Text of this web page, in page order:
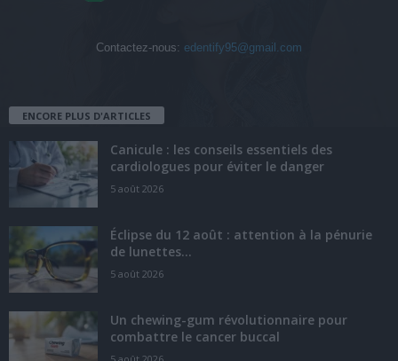
Contactez-nous: edentify95@gmail.com
ENCORE PLUS D'ARTICLES
Canicule : les conseils essentiels des
cardiologues pour éviter le danger
5 août 2026
Éclipse du 12 août : attention à la pénurie
de lunettes...
5 août 2026
Un chewing-gum révolutionnaire pour
combattre le cancer buccal